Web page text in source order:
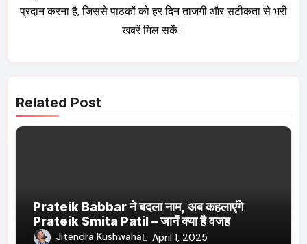
प्रदान करना है, जिससे पाठकों को हर दिन ताजगी और सटीकता से भरी
खबरें मिल सकें।
Related Post
Prateik Babbar ने बदला नाम, अब कहलाएंगे
Prateik Smita Patil – जानें क्या है वजह
Jitendra Kushwaha April 1, 2025